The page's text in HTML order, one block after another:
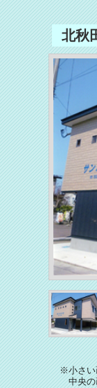
北秋
※小さい
中央